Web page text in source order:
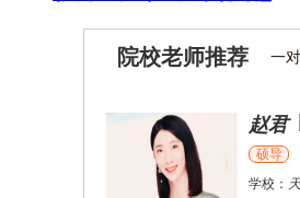
院校老师推荐 一
赵君
硕导
学校：